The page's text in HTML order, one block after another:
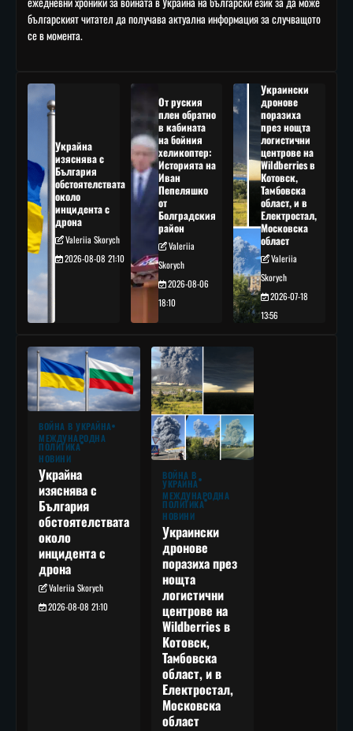
българският читател да получава актуална информация за случващото
се в момента.
Украйна
изяснява с
България
обстоятелствата
около
инцидента с
дрона
Valeriia Skorych
2026-08-08 21:10
От руския
плен обратно
в кабината
на бойния
хеликоптер:
Историята на
Иван
Пепеляшко
от
Болградския
район
Valeriia
Skorych
2026-08-06
18:10
Украински
дронове
поразиха
през нощта
логистични
центрове на
Wildberries в
Котовск,
Тамбовска
област, и в
Електростал,
Московска
област
Valeriia
Skorych
2026-07-18
13:56
ВОЙНА В УКРАЙНА
МЕЖДУНАРОДНА
ПОЛИТИКА
НОВИНИ
Украйна
изяснява с
България
обстоятелствата
около
инцидента с
дрона
Valeriia Skorych
2026-08-08 21:10
ВОЙНА В
УКРАЙНА
МЕЖДУНАРОДНА
ПОЛИТИКА
НОВИНИ
Украински
дронове
поразиха през
нощта
логистични
центрове на
Wildberries в
Котовск,
Тамбовска
област, и в
Електростал,
Московска
област